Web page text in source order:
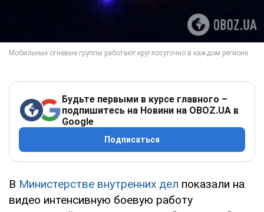
Будьте первыми в курсе главного –
подпишитесь на Новини на OBOZ.UA в
Google
Подписаться
В Министерстве внутренних дел показали на
видео интенсивную боевую работу